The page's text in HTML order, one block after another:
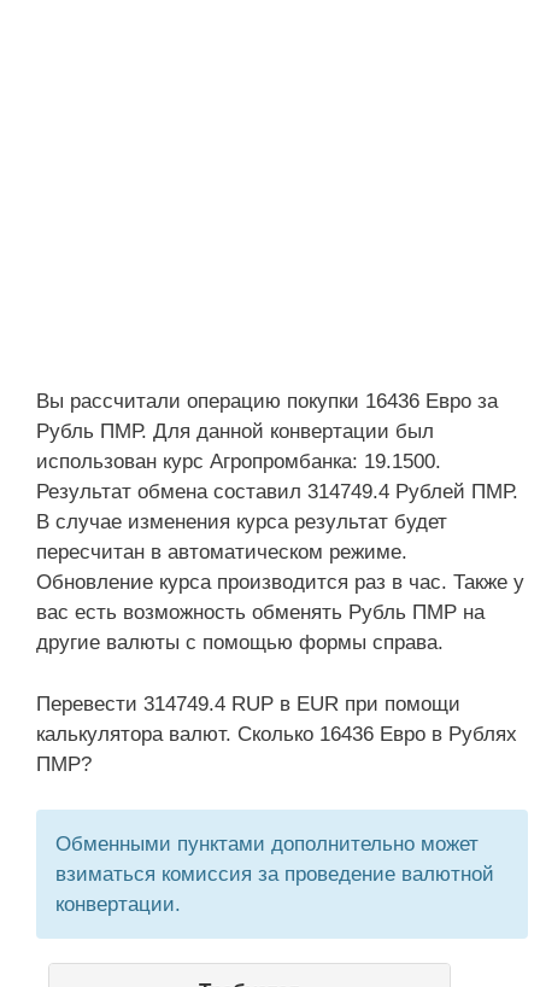
Вы рассчитали операцию покупки 16436 Евро за
Рубль ПМР. Для данной конвертации был
использован курс Агропромбанка: 19.1500.
Результат обмена составил 314749.4 Рублей ПМР.
В случае изменения курса результат будет
пересчитан в автоматическом режиме.
Обновление курса производится раз в час. Также у
вас есть возможность обменять Рубль ПМР на
другие валюты с помощью формы справа.
Перевести 314749.4 RUP в EUR при помощи
калькулятора валют. Сколько 16436 Евро в Рублях
ПМР?
Обменными пунктами дополнительно может
взиматься комиссия за проведение валютной
конвертации.